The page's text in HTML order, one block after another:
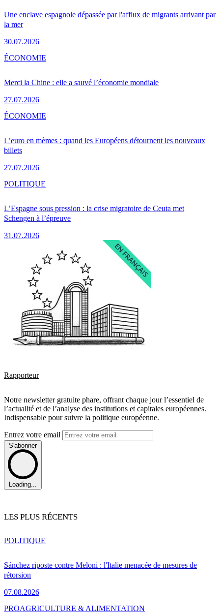
Une enclave espagnole dépassée par l'afflux de migrants arrivant par
la mer
30.07.2026
Merci la Chine : elle a sauvé l’économie mondiale
27.07.2026
ÉCONOMIE
L’euro en mèmes : quand les Européens détournent les nouveaux
billets
27.07.2026
ÉCONOMIE
L’Espagne sous pression : la crise migratoire de Ceuta met
Schengen à l’épreuve
31.07.2026
POLITIQUE
Rapporteur
Notre newsletter gratuite phare, offrant chaque jour l’essentiel de
l’actualité et de l’analyse des institutions et capitales européennes.
Indispensable pour suivre la politique européenne.
Entrez votre email
S'abonner
Loading...
LES PLUS RÉCENTS
Sánchez riposte contre Meloni : l'Italie menacée de mesures de
rétorsion
07.08.2026
POLITIQUE
PROAGRICULTURE & ALIMENTATION